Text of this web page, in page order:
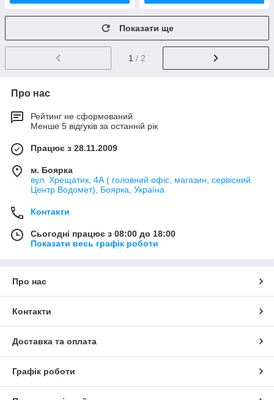
Показати ще
1 / 2
Про нас
Рейтинг не сформований
Менше 5 відгуків за останній рік
Працює з 28.11.2009
м. Боярка
вул. Хрещатик, 4А ( головний офіс, магазин, сервісний
Центр Водомет), Боярка, Україна
Контакти
Сьогодні працює з 08:00 до 18:00
Показати весь графік роботи
Про нас
Контакти
Доставка та оплата
Графік роботи